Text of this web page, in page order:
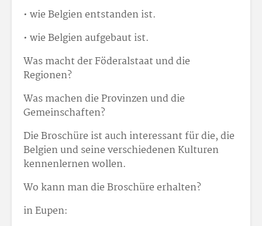
• wie Belgien entstanden ist.
• wie Belgien aufgebaut ist.
Was macht der Föderalstaat und die
Regionen?
Was machen die Provinzen und die
Gemeinschaften?
Die Broschüre ist auch interessant für die, die
Belgien und seine verschiedenen Kulturen
kennenlernen wollen.
Wo kann man die Broschüre erhalten?
in Eupen: